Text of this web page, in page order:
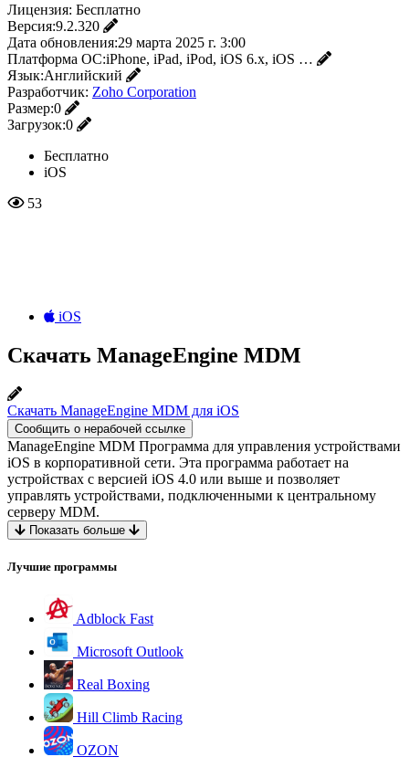
Лицензия: Бесплатно
Версия:9.2.320
Дата обновления:29 марта 2025 г. 3:00
Платформа ОС:iPhone, iPad, iPod, iOS 6.x, iOS …
Язык:Английский
Разработчик: Zoho Corporation
Размер:0
Загрузок:0
Бесплатно
iOS
53
iOS
Скачать ManageEngine MDM
Скачать ManageEngine MDM для iOS
Сообщить о нерабочей ссылке
ManageEngine MDM Программа для управления устройствами
iOS в корпоративной сети. Эта программа работает на
устройствах с версией iOS 4.0 или выше и позволяет
управлять устройствами, подключенными к центральному
серверу MDM.
Показать больше
Лучшие программы
Adblock Fast
Microsoft Outlook
Real Boxing
Hill Climb Racing
OZON